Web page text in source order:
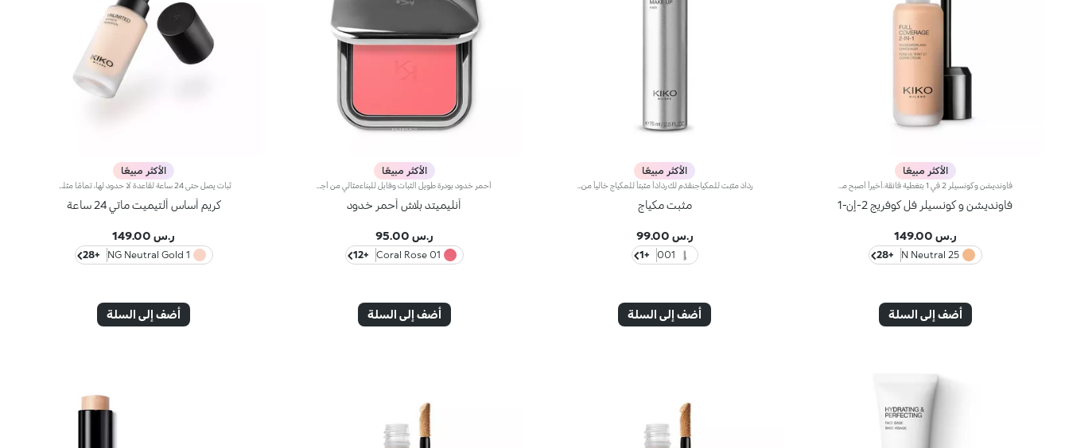
الأكثر مبيعًا
فاونديشن و كونسيلر فل كوفريج 2-إن-1
ر.س 149.00
25 N Neutral
+28
أضف إلى السلة
الأكثر مبيعًا
مثبت مكياج
ر.س 99.00
001
+1
أضف إلى السلة
الأكثر مبيعًا
أنليميتد بلاش أحمر خدود
ر.س 95.00
01 Coral Rose
+12
أضف إلى السلة
الأكثر مبيعًا
كريم أساس ألتيميت ماتي 24 ساعة
ر.س 149.00
1 NG Neutral Gold
+28
أضف إلى السلة